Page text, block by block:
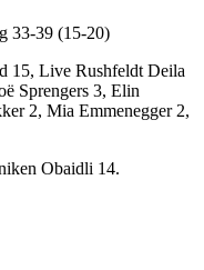
33-39 (15-20)
15, Live Rushfeldt Deila
Sprengers 3, Elin
2, Mia Emmenegger 2,
Obaidli 14.